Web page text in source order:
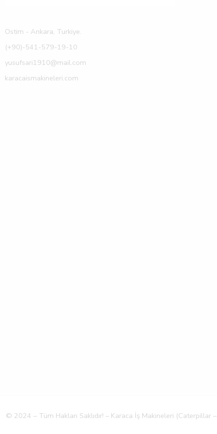
Ostim - Ankara, Turkiye.
(+90)-541-579-19-10
yusufsari1910@mail.com
karacaismakineleri.com
© 2024 – Tüm Hakları Saklıdır! – Karaca İş Makineleri (Caterpillar –